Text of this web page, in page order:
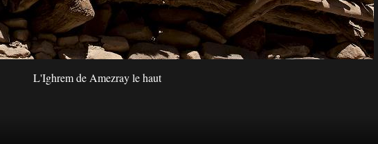
L'Ighrem de Amezray le haut